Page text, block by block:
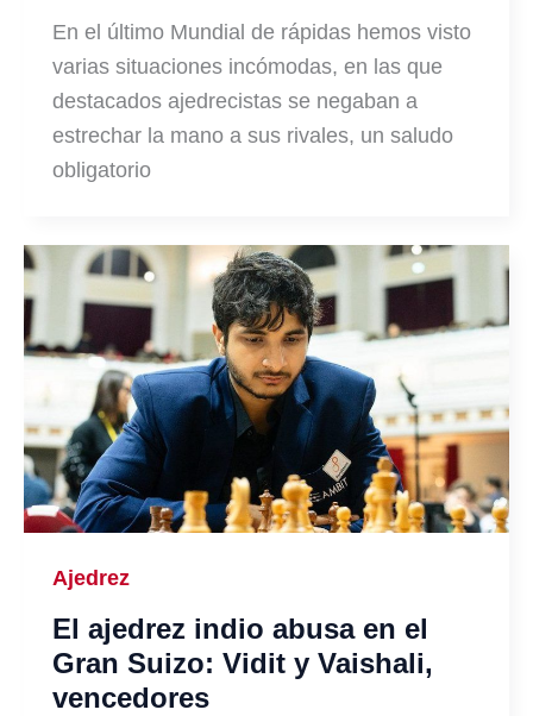
En el último Mundial de rápidas hemos visto
varias situaciones incómodas, en las que
destacados ajedrecistas se negaban a
estrechar la mano a sus rivales, un saludo
obligatorio
Ajedrez
El ajedrez indio abusa en el
Gran Suizo: Vidit y Vaishali,
vencedores